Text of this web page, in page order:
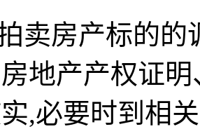
卖房产标的
地产产权证
,必要时到相